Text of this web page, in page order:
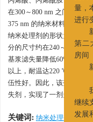
在300～800 nm 之间可调
375 nm 的纳米材料进行了
纳米处理剂的形状为球形，
分的尺寸约在240～250 nm
基浆滤失量降低60%，页岩
以上，耐温达220 ℃，对钻
伍性好。因此，该剂是一种
失剂，实现了一剂多功能的
关键词: 纳米处理剂 / 降
量，
进行
第二
房间
继续
发展